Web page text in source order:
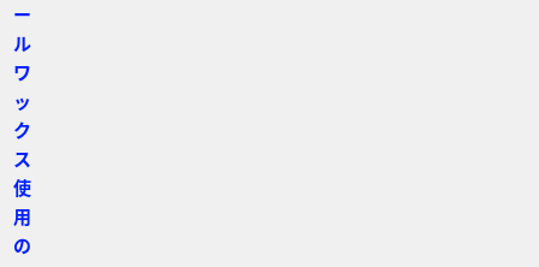
ー
ル
ワ
ッ
ク
ス
使
用
の